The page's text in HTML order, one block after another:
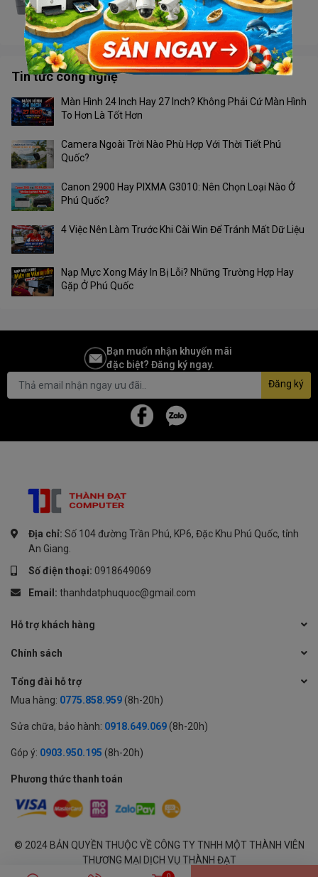
Liên hệ
Tin tức công nghệ
Màn Hình 24 Inch Hay 27 Inch? Không Phải Cứ Màn Hình
To Hơn Là Tốt Hơn
Camera Ngoài Trời Nào Phù Hợp Với Thời Tiết Phú
Quốc?
Canon 2900 Hay PIXMA G3010: Nên Chọn Loại Nào Ở
Phú Quốc?
4 Việc Nên Làm Trước Khi Cài Win Để Tránh Mất Dữ Liệu
Nạp Mực Xong Máy In Bị Lỗi? Những Trường Hợp Hay
Gặp Ở Phú Quốc
Bạn muốn nhận khuyến mãi
đặc biệt? Đăng ký ngay.
Đăng ký
Địa chỉ: Số 104 đường Trần Phú, KP6, Đặc Khu Phú Quốc, tỉnh
An Giang.
Số điện thoại: 0918649069
Email: thanhdatphuquoc@gmail.com
Hỗ trợ khách hàng
Chính sách
Tổng đài hỗ trợ
Mua hàng: 0775.858.959 (8h-20h)
Sửa chữa, bảo hành: 0918.649.069 (8h-20h)
Góp ý: 0903.950.195 (8h-20h)
Phương thức thanh toán
© 2024 BẢN QUYỀN THUỘC VỀ CÔNG TY TNHH MỘT THÀNH VIÊN
THƯƠNG MẠI DỊCH VỤ THÀNH ĐẠT
GPĐKKD: 1701594843 cấp tại Sở KH & ĐT Tỉnh An Giang | Cung cấp